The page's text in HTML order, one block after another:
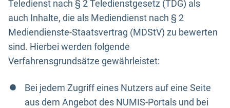
Teledienst nach § 2 Teledienstgesetz (TDG) als
auch Inhalte, die als Mediendienst nach § 2
Mediendienste-Staatsvertrag (MDStV) zu bewerten
sind. Hierbei werden folgende
Verfahrensgrundsätze gewährleistet:
Bei jedem Zugriff eines Nutzers auf eine Seite
aus dem Angebot des NUMIS-Portals und bei